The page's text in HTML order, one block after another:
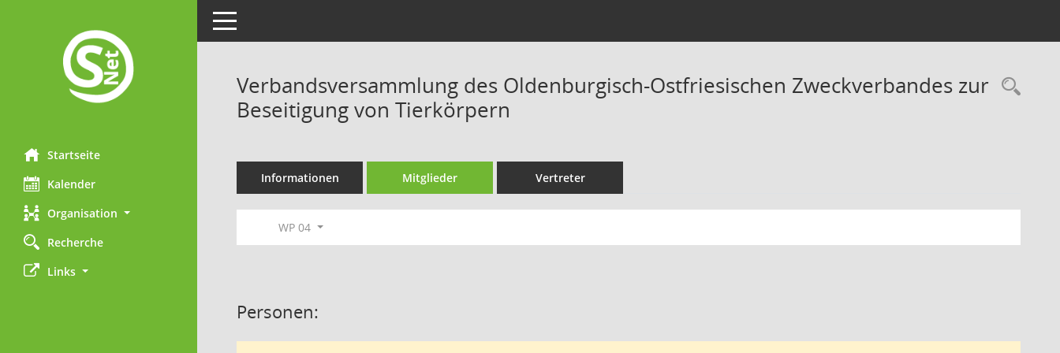
Startseite
Kalender
Organisation
Recherche
Links
Toggle navigation
Verbandsversammlung des Oldenburgisch-Ostfriesischen Zweckverbandes zur
Beseitigung von Tierkörpern
Informationen Mitglieder Vertreter
WP 04
Personen: